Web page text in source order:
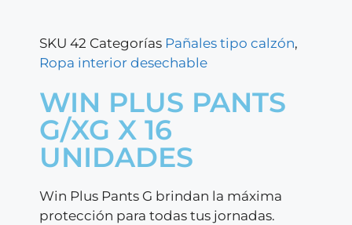
SKU 42 Categorías Pañales tipo calzón,
Ropa interior desechable
WIN PLUS PANTS
G/XG X 16
UNIDADES
Win Plus Pants G brindan la máxima
protección para todas tus jornadas.